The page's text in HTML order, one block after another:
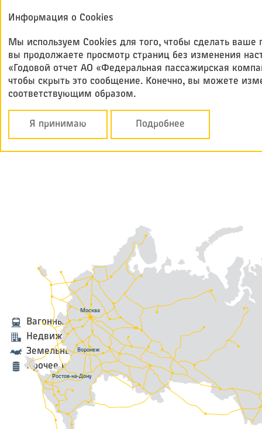
Годовой отчет
Стратегия Активы
АКТИВЫ
Вагонный парк
Недвижимое имущество
Земельные участки
Прочее имущество
Краснодар
Киев
Калининград
Рига
Тбилиси
Баку
Астрахань
Владикавказ
Мурманск
Архангельск
Элиста
Воркута
Салехард
Норильск
Новый Уренгой
Нижневаторск
Омск
Астана
Томск
Улан-Удэ
Владивосток
Ульяновск
Киров
Уфа
Москва
Санкт-Петербург
Ярославль
Нижний
Новгород
Воронеж
Ростов-на-Дону
Саратов
Информация о Cookies
Мы используем Cookies для того, чтобы сделать
вы продолжаете просмотр страниц без изменения
«Годовой отчет АО «Федеральная пассажирская
чтобы скрыть это сообщение. Конечно, вы можете
соответствующим образом.
Я принимаю Подробнее